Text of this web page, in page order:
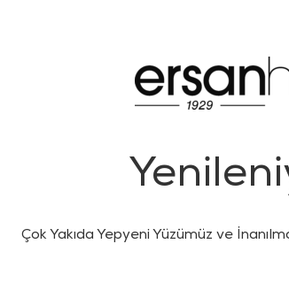
Çok Yakıda Yepyeni Yüzümüz ve